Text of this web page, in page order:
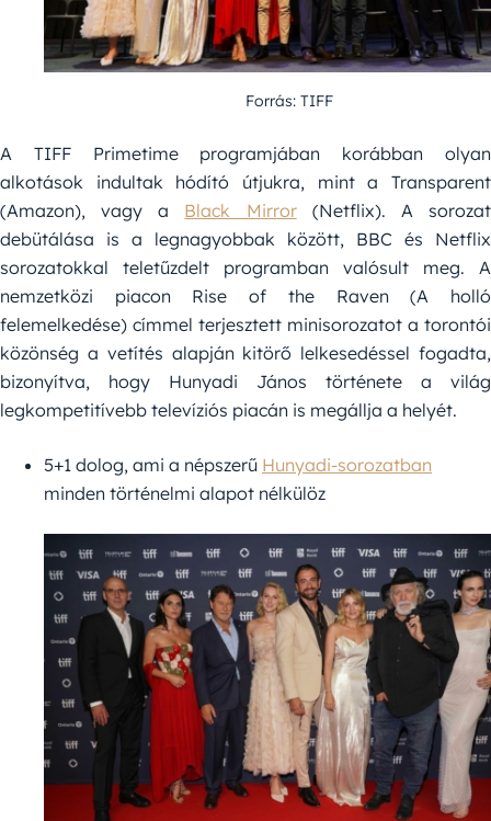
Forrás: TIFF
A TIFF Primetime programjában korábban olyan
alkotások indultak hódító útjukra, mint a Transparent
(Amazon), vagy a Black Mirror(Netflix). A sorozat
debütálása is a legnagyobbak között, BBC és Netflix
sorozatokkal teletűzdelt programban valósult meg. A
nemzetközi piacon Rise of the Raven (A holló
felemelkedése) címmel terjesztett minisorozatot a torontói
közönség a vetítés alapján kitörő lelkesedéssel fogadta,
bizonyítva, hogy Hunyadi János története a világ
legkompetitívebb televíziós piacán is megállja a helyét.
5+1 dolog, ami a népszerű Hunyadi-sorozatban
minden történelmi alapot nélkülöz